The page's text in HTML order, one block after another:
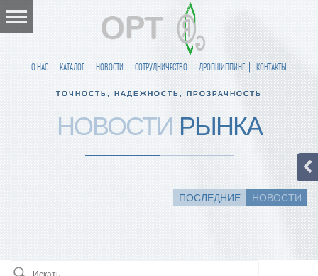
О НАС КАТАЛОГ НОВОСТИ СОТРУДНИЧЕСТВО ДРОПШИППИНГ КОНТАКТЫ
ТОЧНОСТЬ, НАДЁЖНОСТЬ, ПРОЗРАЧНОСТЬ
НОВОСТИ РЫНКА
ПОСЛЕДНИЕ НОВОСТИ